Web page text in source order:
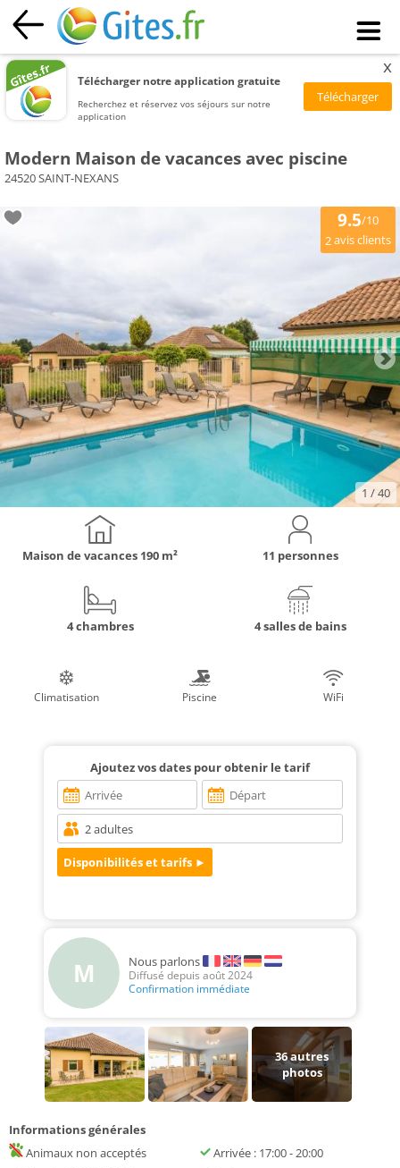
Télécharger notre application gratuite
Recherchez et réservez vos séjours sur notre
application
x
Modern Maison de vacances avec piscine
24520 SAINT-NEXANS
9.5/10
2avis clients
1 / 40
Maison de vacances 190 m² 11 personnes
4 chambres 4 salles de bains
Climatisation Piscine WiFi
Ajoutez vos dates pour obtenir le tarif
M Nous parlons
Diffusé depuis août 2024
Confirmation immédiate
36autres
photos
Informations générales
Animaux non acceptés
Arrivée : 17:00 - 20:00